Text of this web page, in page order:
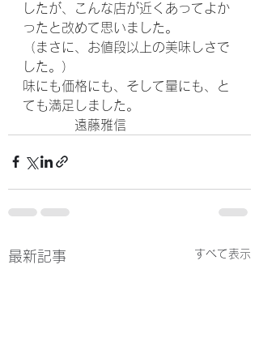
したが、こんな店が近くあってよか
ったと改めて思いました。
（まさに、お値段以上の美味しさで
した。）
味にも価格にも、そして量にも、と
ても満足しました。
遠藤雅信
最新記事 すべて表示